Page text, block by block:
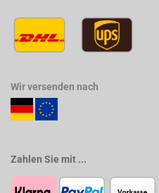
Wir versenden nach
Zahlen Sie mit ...